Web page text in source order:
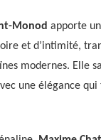
Monod apporte
et d’intimité,
modernes. Elle
une élégance